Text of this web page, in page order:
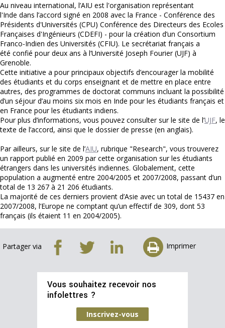
Au niveau international, l’AIU est l'organisation représentant
l'Inde dans l’accord signé en 2008 avec la France - Conférence des
Présidents d'Universités (CPU) Conférence des Directeurs des Ecoles
Françaises d'Ingénieurs (CDEFI) - pour la création d’un Consortium
Franco-Indien des Universités (CFIU). Le secrétariat français a
été confié pour deux ans à l’Université Joseph Fourier (UJF) à
Grenoble.
Cette initiative a pour principaux objectifs d’encourager la mobilité
des étudiants et du corps enseignant et de mettre en place entre
autres, des programmes de doctorat communs incluant la possibilité
d’un séjour d’au moins six mois en Inde pour les étudiants français et
en France pour les étudiants indiens.
Pour plus d’informations, vous pouvez consulter sur le site de l’UJF, le
texte de l’accord, ainsi que le dossier de presse (en anglais).
Par ailleurs, sur le site de l’AIU, rubrique "Research", vous trouverez
un rapport publié en 2009 par cette organisation sur les étudiants
étrangers dans les universités indiennes. Globalement, cette
population a augmenté entre 2004/2005 et 2007/2008, passant d’un
total de 13 267 à 21 206 étudiants.
La majorité de ces derniers provient d’Asie avec un total de 15437 en
2007/2008, l’Europe ne comptant qu’un effectif de 309, dont 53
français (ils étaient 11 en 2004/2005).
Partager via Imprimer
Vous souhaitez recevoir nos
infolettres ?
Inscrivez-vous